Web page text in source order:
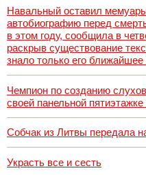
Навальный оставил
автобиографию перед
в этом году, сообщила в
раскрыв существование
знало только его ближайшее
Чемпион по созданию
своей панельной
Собчак из Литвы передала
Украсть все и сесть